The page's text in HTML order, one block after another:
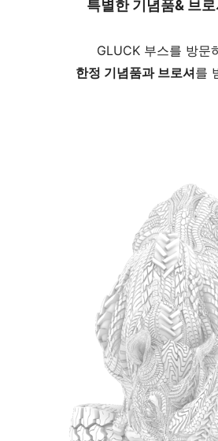
특별한 기념품& 브
GLUCK 부스를 방문
한정 기념품과 브로셔를